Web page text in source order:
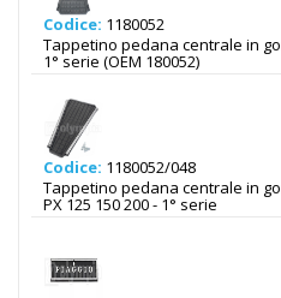
Codice: 1180052
Tappetino pedana centrale in
1° serie (OEM 180052)
Codice: 1180052/048
Tappetino pedana centrale in
PX 125 150 200 - 1° serie